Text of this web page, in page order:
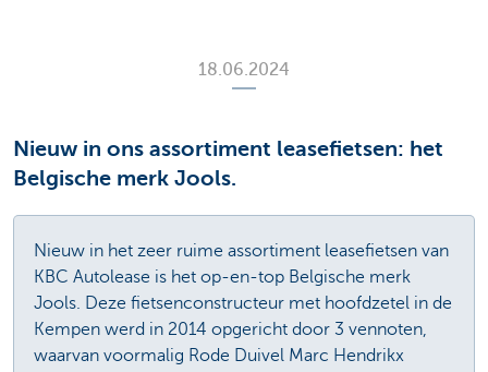
18.06.2024
Nieuw in ons assortiment leasefietsen: het
Belgische merk Jools.
Nieuw in het zeer ruime assortiment leasefietsen van
KBC Autolease is het op-en-top Belgische merk
Jools. Deze fietsenconstructeur met hoofdzetel in de
Kempen werd in 2014 opgericht door 3 vennoten,
waarvan voormalig Rode Duivel Marc Hendrikx